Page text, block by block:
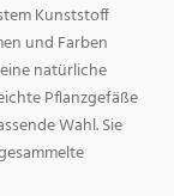
Kunststoff
und Farben
natürliche
Pflanzgefäße
Wahl. Sie